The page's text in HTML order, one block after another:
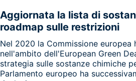
Aggiornata la lista di
roadmap sulle restrizioni
Nel 2020 la Commissione europea
nell'ambito dell'European Green
strategia sulle sostanze chimiche
Parlamento europeo ha